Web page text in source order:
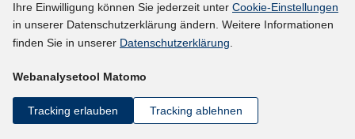
Externer Link
Prekäre Beschäftigung und Neuordnung auf dem
Arbeitsmarkt: Jeder Fünfte arbeitet für einen
Niedriglohn
In
neuem
(01.10.2012)
Industriegewerkschaft Metall
Ihre Einwilligung können Sie jederzeit unter Cookie-Einstellungen
in unserer Datenschutzerklärung ändern. Weitere Informationen
finden Sie in unserer Datenschutzerklärung.
Webanalysetool Matomo
Tracking erlauben Tracking ablehnen